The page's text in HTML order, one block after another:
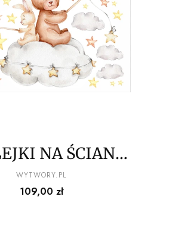
NA ŚCIANĘ
figle migle
wz2
PRODUCENT
WYTWORY.PL
Cena
109,00 zł